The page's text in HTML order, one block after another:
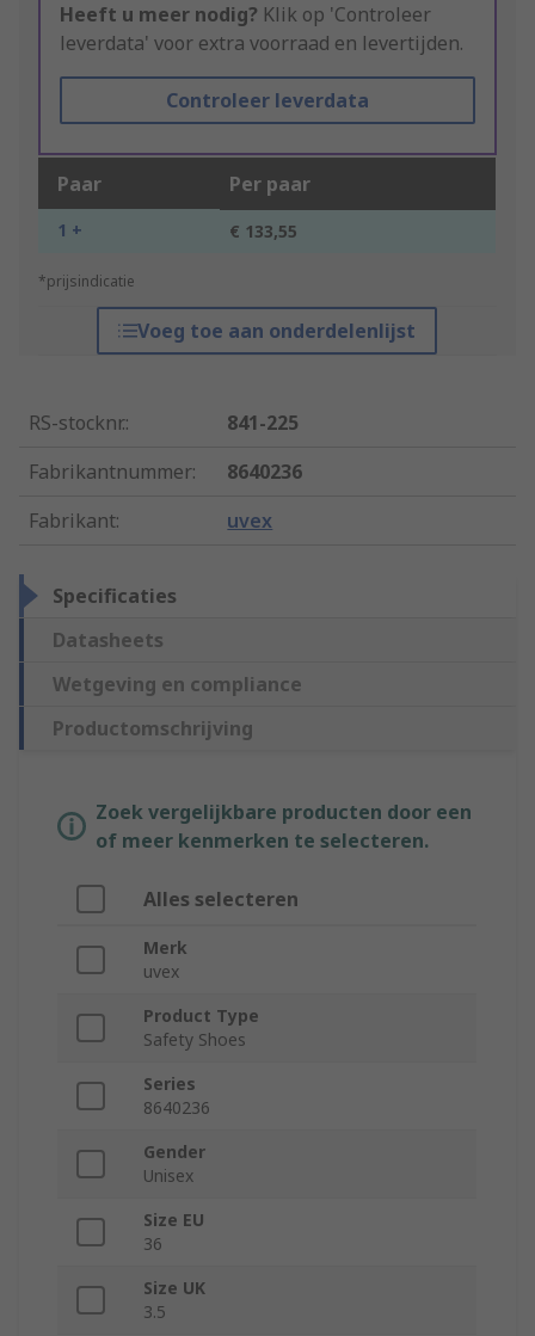
Heeft u meer nodig? Klik op 'Controleer
leverdata' voor extra voorraad en levertijden.
Controleer leverdata
Paar Per paar
1 + € 133,55
*prijsindicatie
Voeg toe aan onderdelenlijst
RS-stocknr.:
841-225
Fabrikantnummer:
8640236
Fabrikant: uvex
Specificaties
Datasheets
Wetgeving en compliance
Productomschrijving
Zoek vergelijkbare producten door een
of meer kenmerken te selecteren.
Alles selecteren
Merk
uvex
Product Type
Safety Shoes
Series
8640236
Gender
Unisex
Size EU
36
Size UK
3.5